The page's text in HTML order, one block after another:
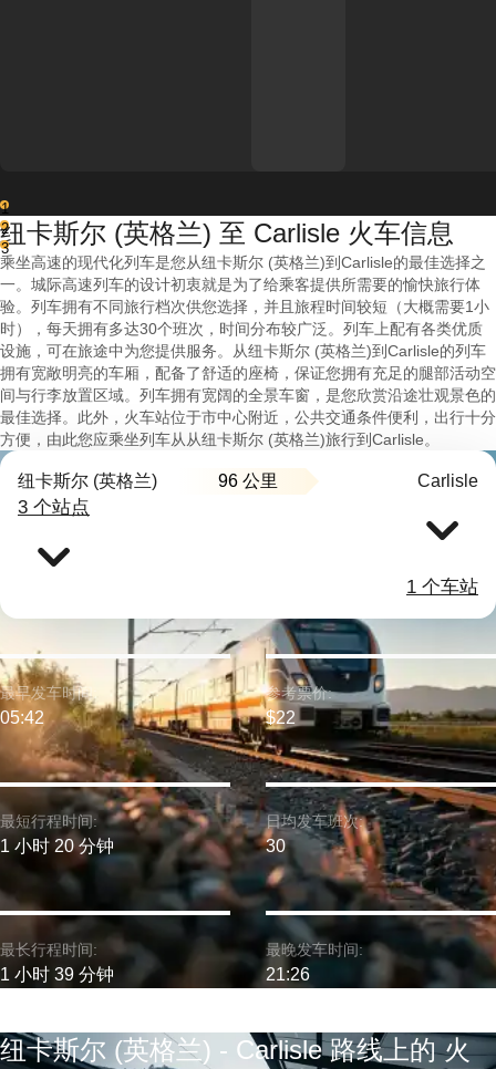
1
2
3
纽卡斯尔 (英格兰) 至 Carlisle 火车信息
乘坐高速的现代化列车是您从纽卡斯尔 (英格兰)到Carlisle的最佳选择之
一。城际高速列车的设计初衷就是为了给乘客提供所需要的愉快旅行体
验。列车拥有不同旅行档次供您选择，并且旅程时间较短（大概需要1小
时），每天拥有多达30个班次，时间分布较广泛。列车上配有各类优质
设施，可在旅途中为您提供服务。从纽卡斯尔 (英格兰)到Carlisle的列车
拥有宽敞明亮的车厢，配备了舒适的座椅，保证您拥有充足的腿部活动空
间与行李放置区域。列车拥有宽阔的全景车窗，是您欣赏沿途壮观景色的
最佳选择。此外，火车站位于市中心附近，公共交通条件便利，出行十分
方便，由此您应乘坐列车从从纽卡斯尔 (英格兰)旅行到Carlisle。
纽卡斯尔 (英格兰) 96 公里 Carlisle
3 个站点
1 个车站
最短行程时间:
1 小时 20 分钟
最早发车时间:
05:42
最长行程时间:
1 小时 39 分钟
参考票价:
$22
日均发车班次:
30
最晚发车时间:
21:26
纽卡斯尔 (英格兰) - Carlisle 路线上的 火